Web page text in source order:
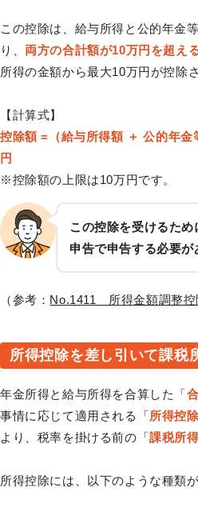
この控除は、給与所得と公的年金
り、 両方の合計額が10万円を超え
所得の金額から最大10万円が控除
【計算式】
控除額 =（給与所得額 ＋ 公的年
円
※控除額の上限は10万円です。
この控除を受けるた
申告で申告する必要が
（参考： No.1411 所得金額調整控
所得控除を差し引いて課税
年金所得と給与所得を合算した「
事情に応じて適用される「所得控除
より、税率を掛ける前の「課税所
所得控除には、以下のような種類が